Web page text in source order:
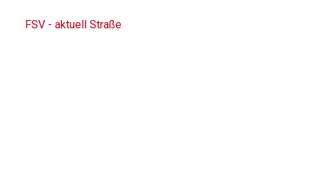
FSV - aktuell Straße